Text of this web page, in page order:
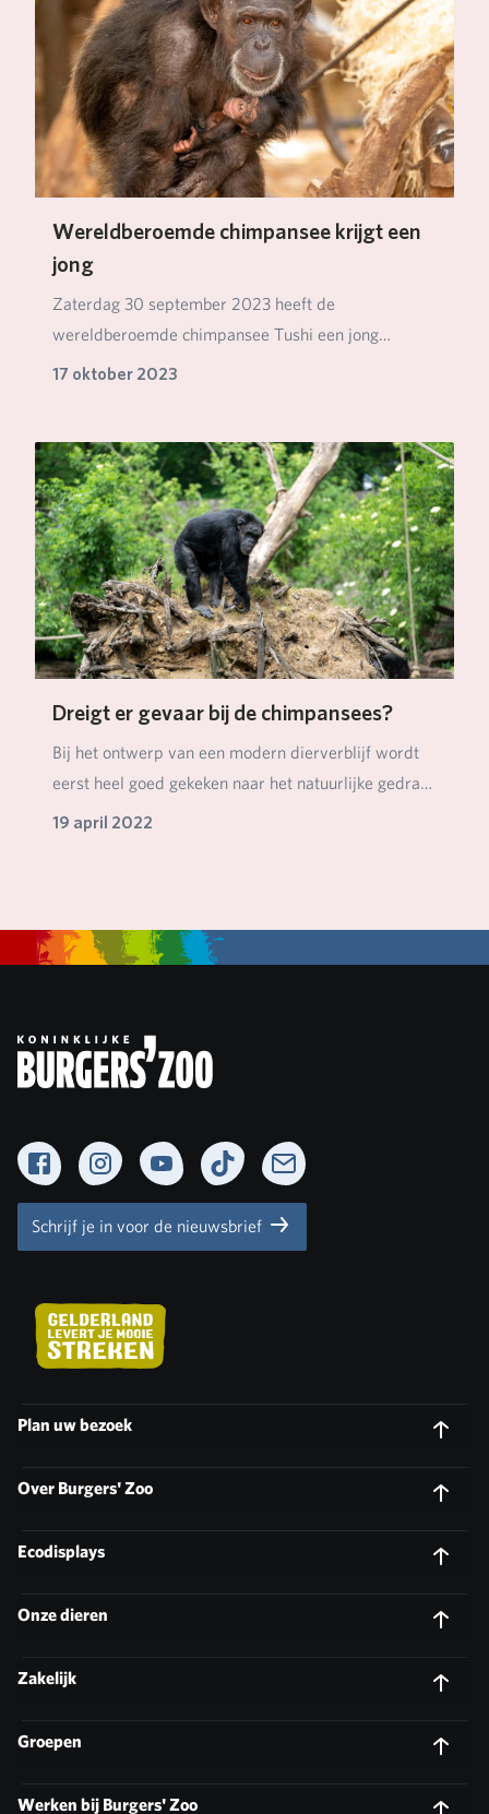
Wereldberoemde chimpansee krijgt een
jong
Zaterdag 30 september 2023 heeft de
wereldberoemde chimpansee Tushi een jong
gekregen. De behendige…
17 oktober 2023
Dreigt er gevaar bij de chimpansees?
Bij het ontwerp van een modern dierverblijf wordt
eerst heel goed gekeken naar het natuurlijke gedra…
19 april 2022
FacebookInstagramYouTubeTikTok Newsletter
Schrijf je in voor de nieuwsbrief
Plan uw bezoek
Over Burgers' Zoo
Ecodisplays
Onze dieren
Zakelijk
Groepen
Werken bij Burgers' Zoo